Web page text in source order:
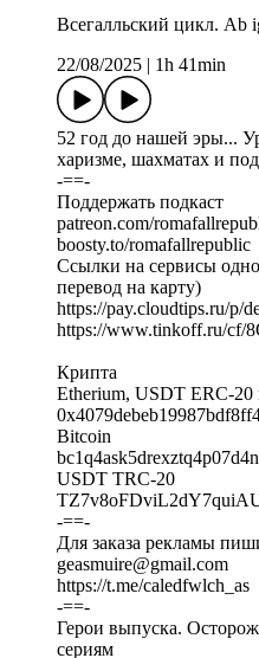
Всегалльский цикл. Ab
22/08/2025
1h 41min
52 год до нашей эры...
харизме, шахматах и
-==-
Поддержать подкаст
patreon.com/
boosty.to/romafallrepublic
Ссылки на сервисы
перевод на карту)
https://pay.cloudtips.ru/p/
https://www.tinkoff.ru/cf/
Крипта
Etherium, USDT ERC-
Bitcoin
USDT TRC-20
-==-
Для заказа рекламы
geasmuire@gmail.com
https://t.me/caledfwlch_as
-==-
Герои выпуска.
сериям